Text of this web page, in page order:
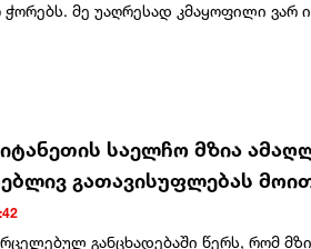
მე უაღრესად კმაყოფილი ვარ
იარაღი, ყველაფერი ძალიან
თქმით, პიტ ჰეგსეთს
და თავის თანამდებობაზე
The Washington Post-მა – ერთ-
ამ სფეროში, მიუხედავად იმისა,
საელჩო მზია
გათავისუფლებას
განცხადებაში წერს, რომ